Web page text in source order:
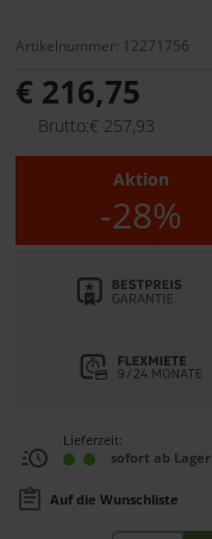
Artikelnummer: 12271756
€ 216,75
Brutto:€ 257,93
Aktion
-28%
Lieferzeit:
sofort ab Lager
Auf die Wunschliste